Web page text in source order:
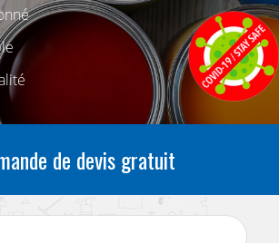
de devis gratuit